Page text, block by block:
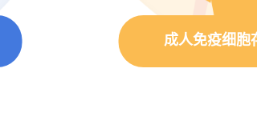
成人免疫细胞